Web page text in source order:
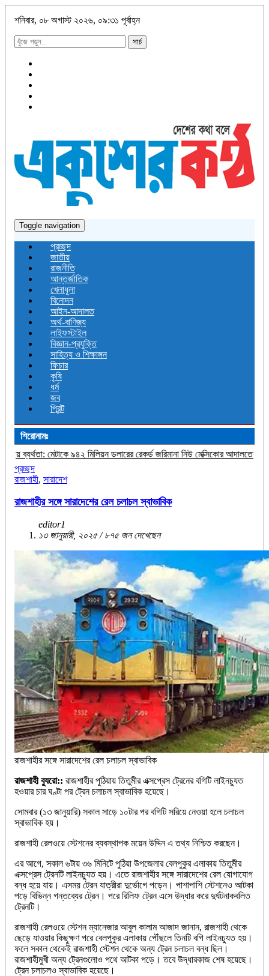
শনিবার, ০৮ অগাস্ট ২০২৬, ০৯:৩১ পূর্বাহ্ন
সার্চ
Toggle navigation
প্রচ্ছদ
জাতীয়
রাজনীতি
আন্তর্জাতিক
খেলাধূলা
বিনোদন
আইন-আদালত
অর্থ-বাণিজ্য
লাইফস্টাইল
বিজ্ঞান-প্রযুক্তি
সাহিত্য ও শিক্ষাঙ্গন
ফিচার
কৃষি
ধর্ম
জব
প্রিন্ট
শিরোনামঃ
৯৪২ মিলিয়ন ডলারের রেকর্ড জরিমানা নিউ মেক্সিকোর আদালতের দুই-তিন দিনের মধ্যে
প্রচ্ছদ
রাজশাহী, সারাদেশ
রাজশাহীর সঙ্গে সারাদেশের রেল চলাচল স্বাভাবিক
editor1
১৩ জানুয়ারী, ২০২৫ / ৮৭৫ জন দেখেছেন
রাজশাহীর সঙ্গে সারাদেশের রেল চলাচল স্বাভাবিক
রাজশাহী ব্যুরো:: রাজশাহীর পুঠিয়ায় তিতুমীর এক্সপ্রেস ট্রেনের বগিটি লাইনচ্যুত
হওয়ার চার ঘণ্টা পর ট্রেন চলাচল স্বাভাবিক হয়েছে।
সোমবার (১৩ জানুয়ারি) সকাল সাড়ে ১০টার পর বগিটি সরিয়ে নেওয়া হলে চলাচল
স্বাভাবিক হয়।
রাজশাহী রেলওয়ে স্টেশনের ব্যবস্থাপক ময়েন উদ্দিন এ তথ্য নিশ্চিত করছেন।
এর আগে, সকাল ৬টায় ৩৬ মিনিটে পুঠিয়া উপজেলার বেলপুকুর এলাকায় তিতুমীর
এক্সপ্রেস ট্রেনটি লাইনচ্যুত হয়। এতে রাজশাহীর সঙ্গে সারাদেশের রেল যোগাযোগ
বন্ধ হয়ে যায়। এসময় ট্রেন যাত্রীরা দুর্ভোগে পড়েন। পাশাপাশি স্টেশনেও আটকা
পড়ে বিভিন্ন গন্তব্যের ট্রেন। পরে রিলিফ ট্রেন এসে উদ্ধার করে দুর্ঘটনাকবলিত
ট্রেনটি।
রাজশাহী রেলওয়ে স্টেশন ম্যানেজার আবুল কালাম আজাদ জানান, রাজশাহী থেকে
ছেড়ে যাওয়ার কিছুক্ষণ পরে বেলপুকুর এলাকায় পৌঁছলে তিনটি বগি লাইনচ্যুত হয়।
ফলে সকাল থেকেই রাজশাহী স্টেশন থেকে অন্য ট্রেন চলাচল বন্ধ ছিল।
রাজশাহীমুখী অন্য ট্রেনগুলোও পথে আটকা পড়ে। তবে উদ্ধারকাজ শেষ হয়েছে।
ট্রেন চলাচলও স্বাভাবিক হয়েছে।